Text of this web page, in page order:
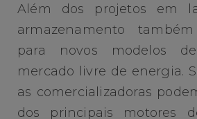
Além dos projetos em
armazenamento
para novos modelos
mercado livre de energia.
as comercializadoras
dos principais motores